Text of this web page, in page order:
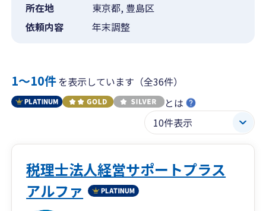
所在地
東京都, 豊島区
依頼内容
年末調整
1〜10件を表示しています（全36件）
とは
税理士法人経営サポートプラス
アルファ